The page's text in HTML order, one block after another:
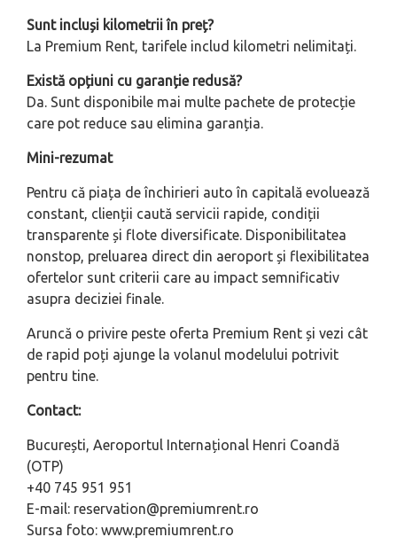
Sunt incluși kilometrii în preț?
La Premium Rent, tarifele includ kilometri nelimitați.
Există opțiuni cu garanție redusă?
Da. Sunt disponibile mai multe pachete de protecție
care pot reduce sau elimina garanția.
Mini-rezumat
Pentru că piața de închirieri auto în capitală evoluează
constant, clienții caută servicii rapide, condiții
transparente și flote diversificate. Disponibilitatea
nonstop, preluarea direct din aeroport și flexibilitatea
ofertelor sunt criterii care au impact semnificativ
asupra deciziei finale.
Aruncă o privire peste oferta Premium Rent și vezi cât
de rapid poți ajunge la volanul modelului potrivit
pentru tine.
Contact:
București, Aeroportul Internațional Henri Coandă
(OTP)
+40 745 951 951
E-mail: reservation@premiumrent.ro
Sursa foto: www.premiumrent.ro